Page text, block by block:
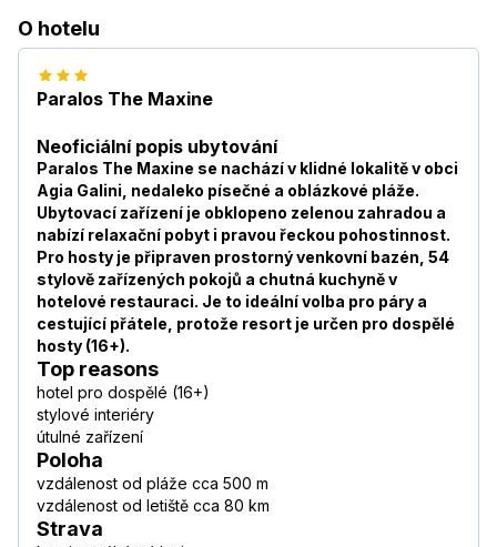
O hotelu
Paralos The Maxine
Neoficiální popis ubytování
Paralos The Maxine se nachází v klidné lokalitě v obci
Agia Galini, nedaleko písečné a oblázkové pláže.
Ubytovací zařízení je obklopeno zelenou zahradou a
nabízí relaxační pobyt i pravou řeckou pohostinnost.
Pro hosty je připraven prostorný venkovní bazén, 54
stylově zařízených pokojů a chutná kuchyně v
hotelové restauraci. Je to ideální volba pro páry a
cestující přátele, protože resort je určen pro dospělé
hosty (16+).
Top reasons
hotel pro dospělé (16+)
stylové interiéry
útulné zařízení
Poloha
vzdálenost od pláže cca 500 m
vzdálenost od letiště cca 80 km
Strava